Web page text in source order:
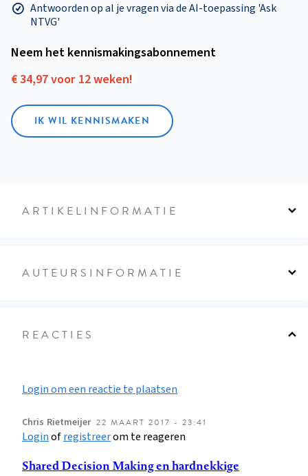
Antwoorden op al je vragen via de AI-toepassing 'Ask
NTVG'
Neem het kennismakings­abonnement
€ 34,97 voor 12 weken!
IK WIL KENNISMAKEN
ARTIKELINFORMATIE
AUTEURSINFORMATIE
REACTIES
Login om een reactie te plaatsen
Chris Rietmeijer 22 MAART 2017 - 23:41
Loginofregistreerom te reageren
Shared Decision Making en hardnekkige